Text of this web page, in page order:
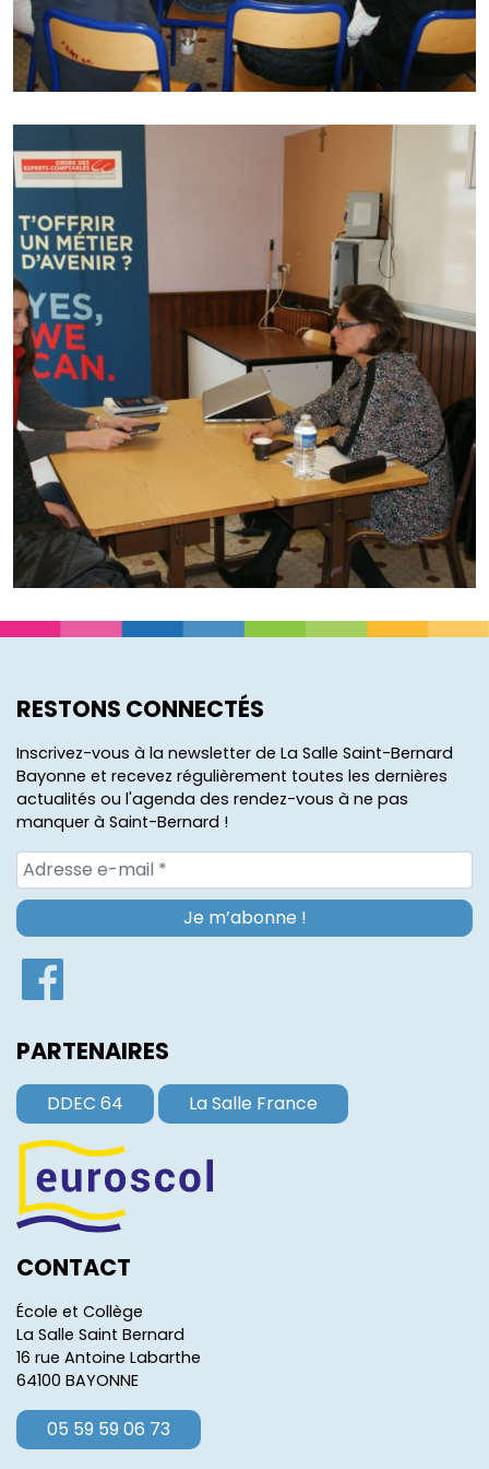
RESTONS CONNECTÉS
Inscrivez-vous à la newsletter de La Salle Saint-Bernard
Bayonne et recevez régulièrement toutes les dernières
actualités ou l'agenda des rendez-vous à ne pas
manquer à Saint-Bernard !
PARTENAIRES
DDEC 64 La Salle France
CONTACT
École et Collège
La Salle Saint Bernard
16 rue Antoine Labarthe
64100 BAYONNE
05 59 59 06 73